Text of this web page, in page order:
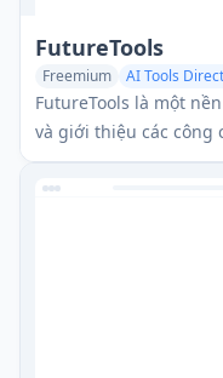
FutureTools
Freemium AI Tools
AI Developer Tools
FutureTools là một
và giới thiệu các
khai thác công nghệ
họ.